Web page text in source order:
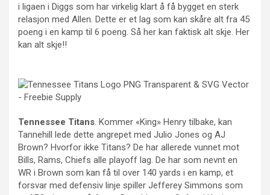
i ligaen i Diggs som har virkelig klart å få bygget en sterk
relasjon med Allen. Dette er et lag som kan skåre alt fra 45
poeng i en kamp til 6 poeng. Så her kan faktisk alt skje. Her
kan alt skje!!
Tennessee Titans . Kommer «King» Henry tilbake, kan
Tannehill lede dette angrepet med Julio Jones og AJ
Brown? Hvorfor ikke Titans? De har allerede vunnet mot
Bills, Rams, Chiefs alle playoff lag. De har som nevnt en
WR i Brown som kan få til over 140 yards i en kamp, et
forsvar med defensiv linje spiller Jefferey Simmons som